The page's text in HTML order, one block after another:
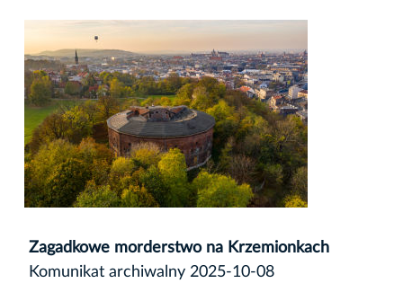
Zagadkowe morderstwo na Krzemionkach
Komunikat archiwalny 2025-10-08